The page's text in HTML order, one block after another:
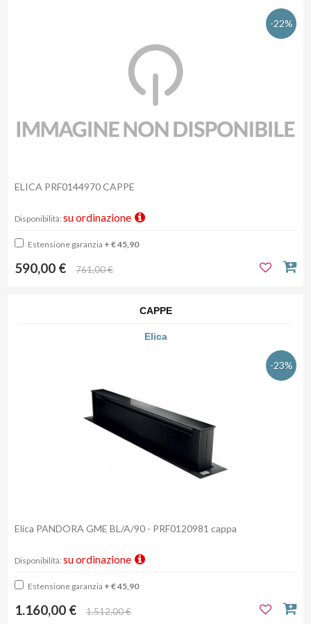
-22%
ELICA PRF0144970 CAPPE
Disponibilità: su ordinazione
Estensione garanzia + € 45,90
590,00 € 761,00 €
CAPPE
Elica
-23%
Elica PANDORA GME BL/A/90 - PRF0120981 cappa
Disponibilità: su ordinazione
Estensione garanzia + € 45,90
1.160,00 € 1.512,00 €